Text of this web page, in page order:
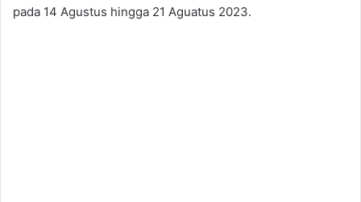
pada 14 Agustus hingga 21 Aguatus 2023.